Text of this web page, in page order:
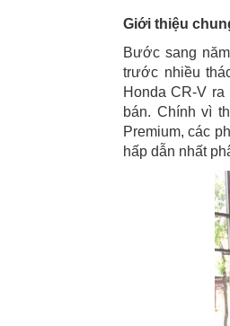
Giới thiệu
Bước sang
trước nhiều
Honda CR-V
bán. Chính vì
Premium, các
hấp dẫn nhất